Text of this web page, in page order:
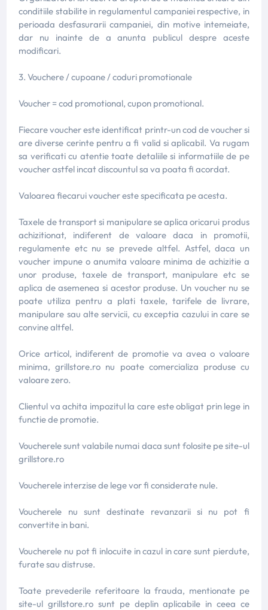
conditiile stabilite in regulamentul campaniei respective, in
perioada desfasurarii campaniei, din motive intemeiate,
dar nu inainte de a anunta publicul despre aceste
modificari.
3. Vouchere / cupoane / coduri promotionale
Voucher = cod promotional, cupon promotional.
Fiecare voucher este identificat printr-un cod de voucher si
are diverse cerinte pentru a fi valid si aplicabil. Va rugam
sa verificati cu atentie toate detaliile si informatiile de pe
voucher astfel incat discountul sa va poata fi acordat.
Valoarea fiecarui voucher este specificata pe acesta.
Taxele de transport si manipulare se aplica oricarui produs
achizitionat, indiferent de valoare daca in promotii,
regulamente etc nu se prevede altfel. Astfel, daca un
voucher impune o anumita valoare minima de achizitie a
unor produse, taxele de transport, manipulare etc se
aplica de asemenea si acestor produse. Un voucher nu se
poate utiliza pentru a plati taxele, tarifele de livrare,
manipulare sau alte servicii, cu exceptia cazului in care se
convine altfel.
Orice articol, indiferent de promotie va avea o valoare
minima, grillstore.ro nu poate comercializa produse cu
valoare zero.
Clientul va achita impozitul la care este obligat prin lege in
functie de promotie.
Voucherele sunt valabile numai daca sunt folosite pe site-ul
grillstore.ro
Voucherele interzise de lege vor fi considerate nule.
Voucherele nu sunt destinate revanzarii si nu pot fi
convertite in bani.
Voucherele nu pot fi inlocuite in cazul in care sunt pierdute,
furate sau distruse.
Toate prevederile referitoare la frauda, mentionate pe
site-ul grillstore.ro sunt pe deplin aplicabile in ceea ce